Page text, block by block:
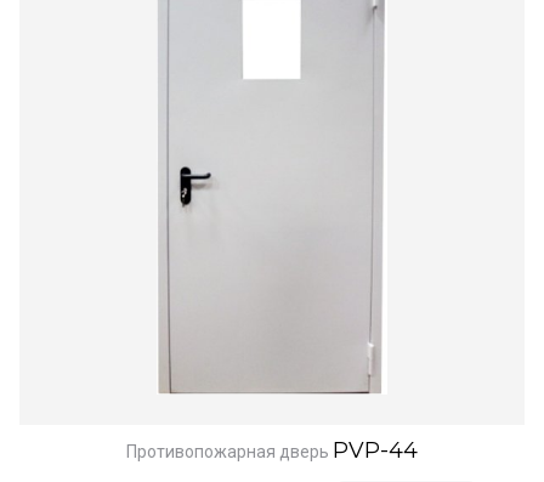
Противопожарная дверь PVP-44